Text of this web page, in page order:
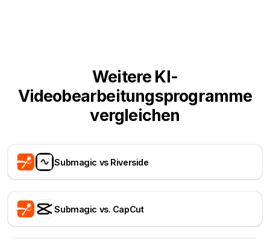
Weitere KI-
Videobearbeitungsprogramme
vergleichen
Submagic vs Riverside
Submagic vs. CapCut